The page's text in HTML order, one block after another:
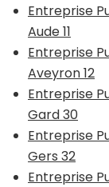
Entreprise
Aude 11
Entreprise
Aveyron 12
Entreprise
Gard 30
Entreprise
Gers 32
Entreprise